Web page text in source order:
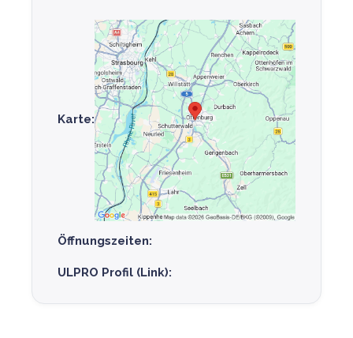
Karte:
Öffnungszeiten:
ULPRO Profil (Link):